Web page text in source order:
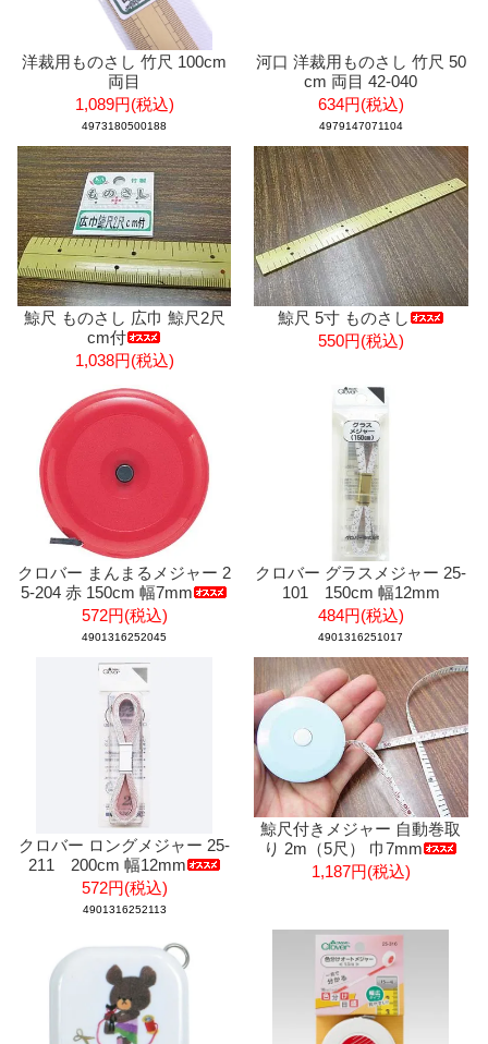
洋裁用ものさし 竹尺 100cm
両目
1,089円(税込)
4973180500188
河口 洋裁用ものさし 竹尺 50
cm 両目 42-040
634円(税込)
4979147071104
鯨尺 ものさし 広巾 鯨尺2尺
cm付
1,038円(税込)
鯨尺 5寸 ものさし
550円(税込)
クロバー まんまるメジャー 2
5-204 赤 150cm 幅7mm
572円(税込)
4901316252045
クロバー グラスメジャー 25-
101 150cm 幅12mm
484円(税込)
4901316251017
クロバー ロングメジャー 25-
211 200cm 幅12mm
572円(税込)
4901316252113
鯨尺付きメジャー 自動巻取
り 2m（5尺） 巾7mm
1,187円(税込)